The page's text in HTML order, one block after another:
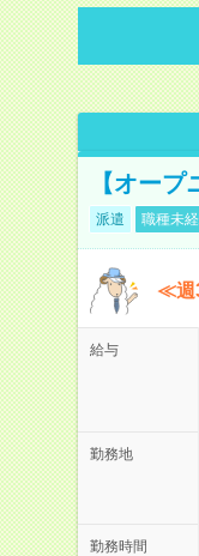
【オー
派遣 職種未
≪週
給与
勤務地
勤務時間